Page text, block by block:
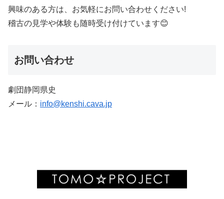
興味のある方は、お気軽にお問い合わせください!
稽古の見学や体験も随時受け付けています😊
お問い合わせ
劇団静岡県史
メール： info@kenshi.cava.jp